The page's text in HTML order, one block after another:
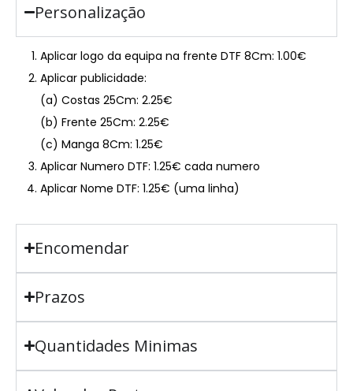
Personalização
Aplicar logo da equipa na frente DTF 8Cm: 1.00€
Aplicar publicidade:
(a) Costas 25Cm: 2.25€
(b) Frente 25Cm: 2.25€
(c) Manga 8Cm: 1.25€
Aplicar Numero DTF: 1.25€ cada numero
Aplicar Nome DTF: 1.25€ (uma linha)
Encomendar
Prazos
Quantidades Minimas